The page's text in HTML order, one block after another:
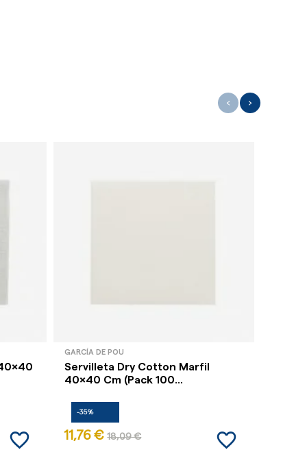
favorite_border
GARCÍA DE POU
Servilleta Dry Cotton Marfil
40x40 Cm (Pack 100...
-35%
11,76 € 18,09 € favorite_border
‹ ›